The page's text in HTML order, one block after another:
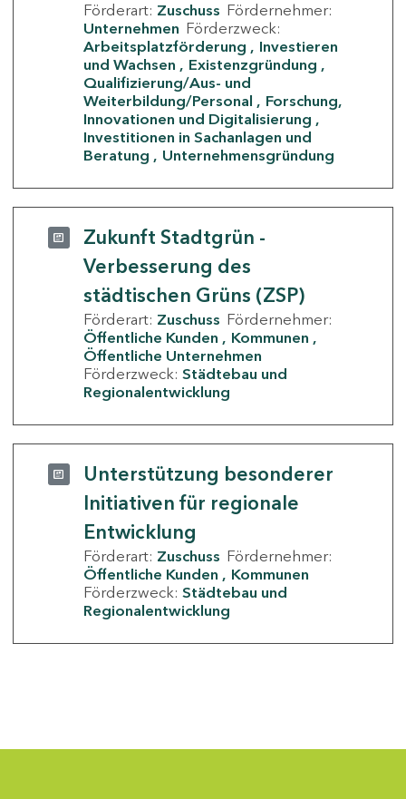
Förderart: Zuschuss Fördernehmer:
Unternehmen Förderzweck:
Arbeitsplatzförderung
Investieren
und Wachsen
Existenzgründung
Qualifizierung/Aus- und
Weiterbildung/Personal
Forschung,
Innovationen und Digitalisierung
Investitionen in Sachanlagen und
Beratung
Unternehmensgründung
Zukunft Stadtgrün -
Verbesserung des
städtischen Grüns (ZSP)
Förderart: Zuschuss Fördernehmer:
Öffentliche Kunden
Kommunen
Öffentliche Unternehmen
Förderzweck: Städtebau und
Regionalentwicklung
Unterstützung besonderer
Initiativen für regionale
Entwicklung
Förderart: Zuschuss Fördernehmer:
Öffentliche Kunden
Kommunen
Förderzweck: Städtebau und
Regionalentwicklung